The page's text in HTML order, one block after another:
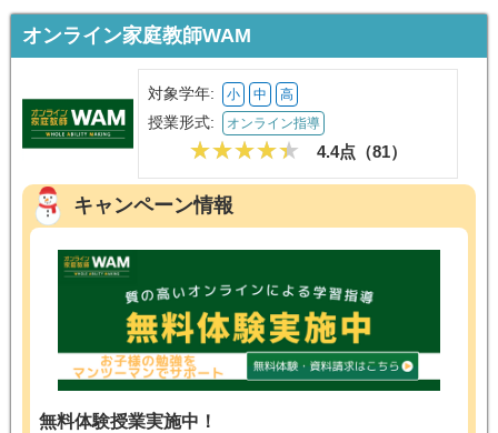
オンライン家庭教師WAM
対象学年: 小 中 高
授業形式: オンライン指導
4.4点（81）
キャンペーン情報
無料体験授業実施中！